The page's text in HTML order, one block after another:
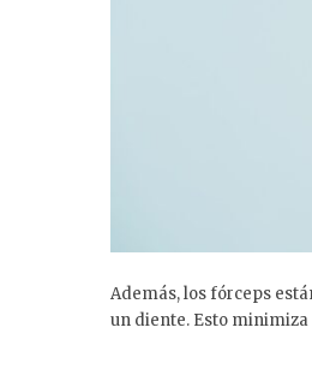
Además, los fórceps
un diente. Esto